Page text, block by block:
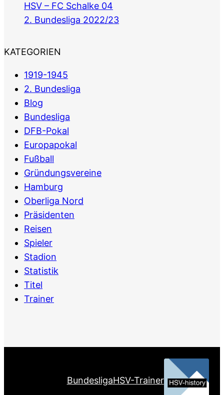
HSV – FC Schalke 04
2. Bundesliga 2022/23
KATEGORIEN
1919-1945
2. Bundesliga
Blog
Bundesliga
DFB-Pokal
Europapokal
Fußball
Gründungsvereine
Hamburg
Oberliga Nord
Präsidenten
Reisen
Spieler
Stadion
Statistik
Titel
Trainer
BundesligaHSV-Trainer